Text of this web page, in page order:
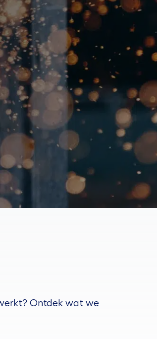
Ontdek wat we